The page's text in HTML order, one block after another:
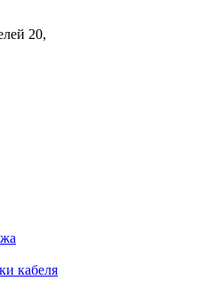
20,
кабеля